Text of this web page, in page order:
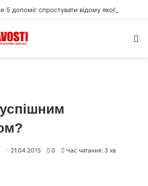
21.04.2015 0 Час читання: 3 хв